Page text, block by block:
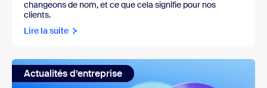
changeons de nom, et ce que cela signifie pour nos
clients.
Lire la suite
Actualités d’entreprise